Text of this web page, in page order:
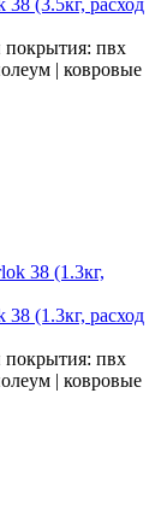
(3.5кг, расход
пвх
| ковровые
(1.3кг, расход
пвх
| ковровые